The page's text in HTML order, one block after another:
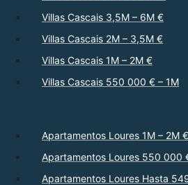
Villas Cascais 3,5M – 6M €
Villas Cascais 2M – 3,5M €
Villas Cascais 1M – 2M €
Villas Cascais 550 000 € – 1M
Apartamentos Loures 1M – 2M €
Apartamentos Loures 550 000
Apartamentos Loures Hasta